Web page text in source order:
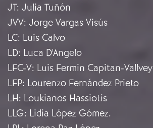
JT: Julia Tuñón
JVV: Jorge Vargas Visús
LC: Luis Calvo
LD: Luca D'Angelo
LFC-V: Luis Fermin Capitan-Vallvey
LFP: Lourenzo Fernández Prieto
LH: Loukianos Hassiotis
LLG: Lidia López Gómez.